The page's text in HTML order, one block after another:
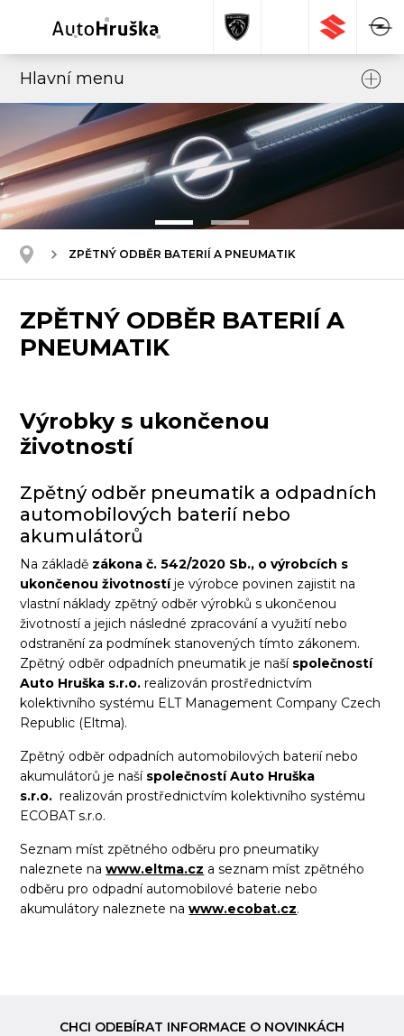
Hlavní menu
ZPĚTNÝ ODBĚR BATERIÍ A PNEUMATIK
ZPĚTNÝ ODBĚR BATERIÍ A
PNEUMATIK
Výrobky s ukončenou
životností
Zpětný odběr pneumatik a odpadních
automobilových baterií nebo
akumulátorů
Na základě zákona č. 542/2020 Sb., o výrobcích s
ukončenou životnostíje výrobce povinen zajistit na
vlastní náklady zpětný odběr výrobků s ukončenou
životností a jejich následné zpracování a využití nebo
odstranění za podmínek stanovených tímto zákonem.
Zpětný odběr odpadních pneumatik je naší společností
Auto Hruška s.r.o.realizován prostřednictvím
kolektivního systému ELT Management Company Czech
Republic (Eltma).
Zpětný odběr odpadních automobilových baterií nebo
akumulátorů je naší společností Auto Hruška
s.r.o. realizován prostřednictvím kolektivního systému
ECOBAT s.r.o.
Seznam míst zpětného odběru pro pneumatiky
naleznete nawww.eltma.cz a seznam míst zpětného
odběru pro odpadní automobilové baterie nebo
akumulátory naleznete nawww.ecobat.cz.
CHCI ODEBÍRAT INFORMACE O NOVINKÁCH